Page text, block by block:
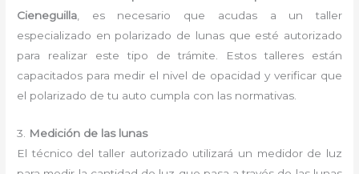
Cieneguilla , es necesario que acudas a un taller
especializado en polarizado de lunas que esté autorizado
para realizar este tipo de trámite. Estos talleres están
capacitados para medir el nivel de opacidad y verificar que
el polarizado de tu auto cumpla con las normativas.
3.
Medición de las lunas
El técnico del taller autorizado utilizará un medidor de luz